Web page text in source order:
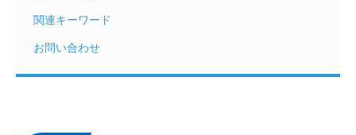
関連キーワード
お問い合わせ